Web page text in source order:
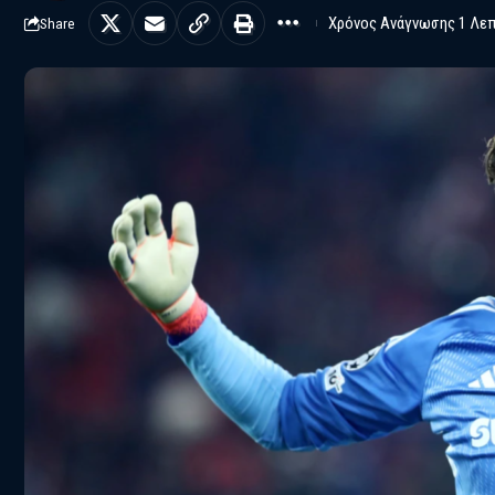
Share Χρόνος Ανάγνωσης 1